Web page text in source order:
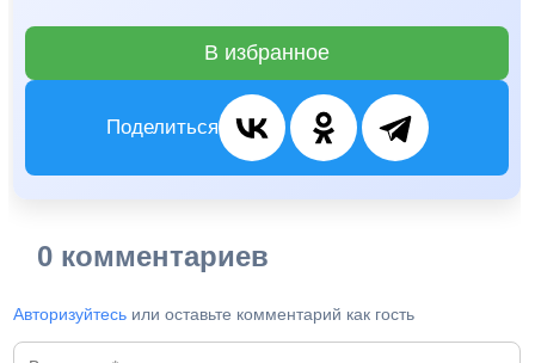
В избранное
Поделиться
0 комментариев
Авторизуйтесь или оставьте комментарий как гость